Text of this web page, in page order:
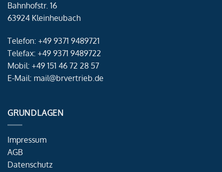
Bahnhofstr. 16
63924 Kleinheubach
Telefon: +49 9371 9489721
Telefax: +49 9371 9489722
Mobil: +49 151 46 72 28 57
E-Mail: mail@brvertrieb.de
GRUNDLAGEN
Impressum
AGB
Datenschutz